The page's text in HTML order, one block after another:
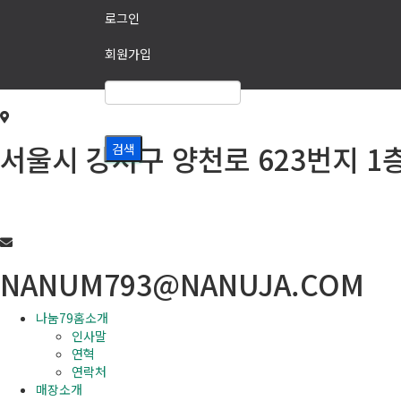
로그인
회원가입
서울시 강서구 양천로 623번지 1
NANUM793@NANUJA.COM
나눔79홈소개
인사말
연혁
연락처
매장소개